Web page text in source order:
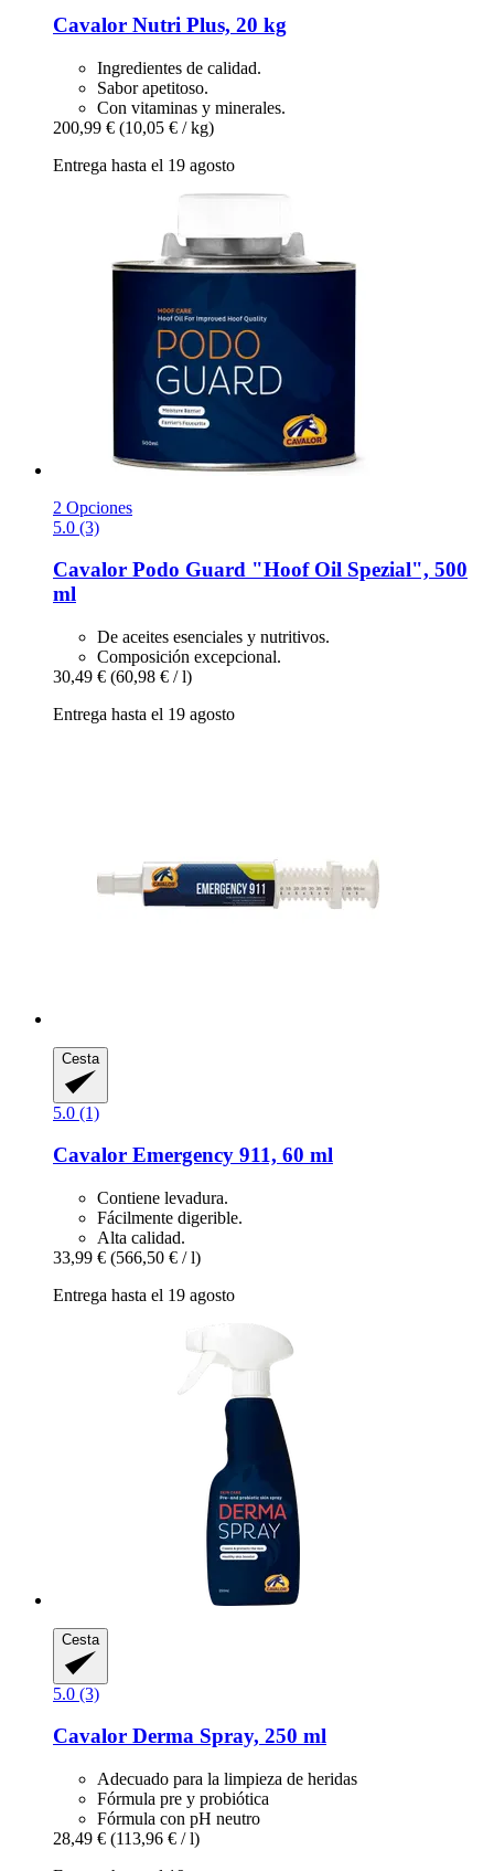
Cavalor Nutri Plus, 20 kg
Ingredientes de calidad.
Sabor apetitoso.
Con vitaminas y minerales.
200,99 € (10,05 € / kg)
Entrega hasta el 19 agosto
2 Opciones
5.0 (3)
Cavalor Podo Guard "Hoof Oil Spezial", 500
ml
De aceites esenciales y nutritivos.
Composición excepcional.
30,49 € (60,98 € / l)
Entrega hasta el 19 agosto
Cesta
5.0 (1)
Cavalor Emergency 911, 60 ml
Contiene levadura.
Fácilmente digerible.
Alta calidad.
33,99 € (566,50 € / l)
Entrega hasta el 19 agosto
Cesta
5.0 (3)
Cavalor Derma Spray, 250 ml
Adecuado para la limpieza de heridas
Fórmula pre y probiótica
Fórmula con pH neutro
28,49 € (113,96 € / l)